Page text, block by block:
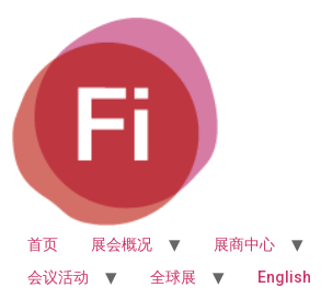
首页 展会概况 展商中心
会议活动
全球展 English